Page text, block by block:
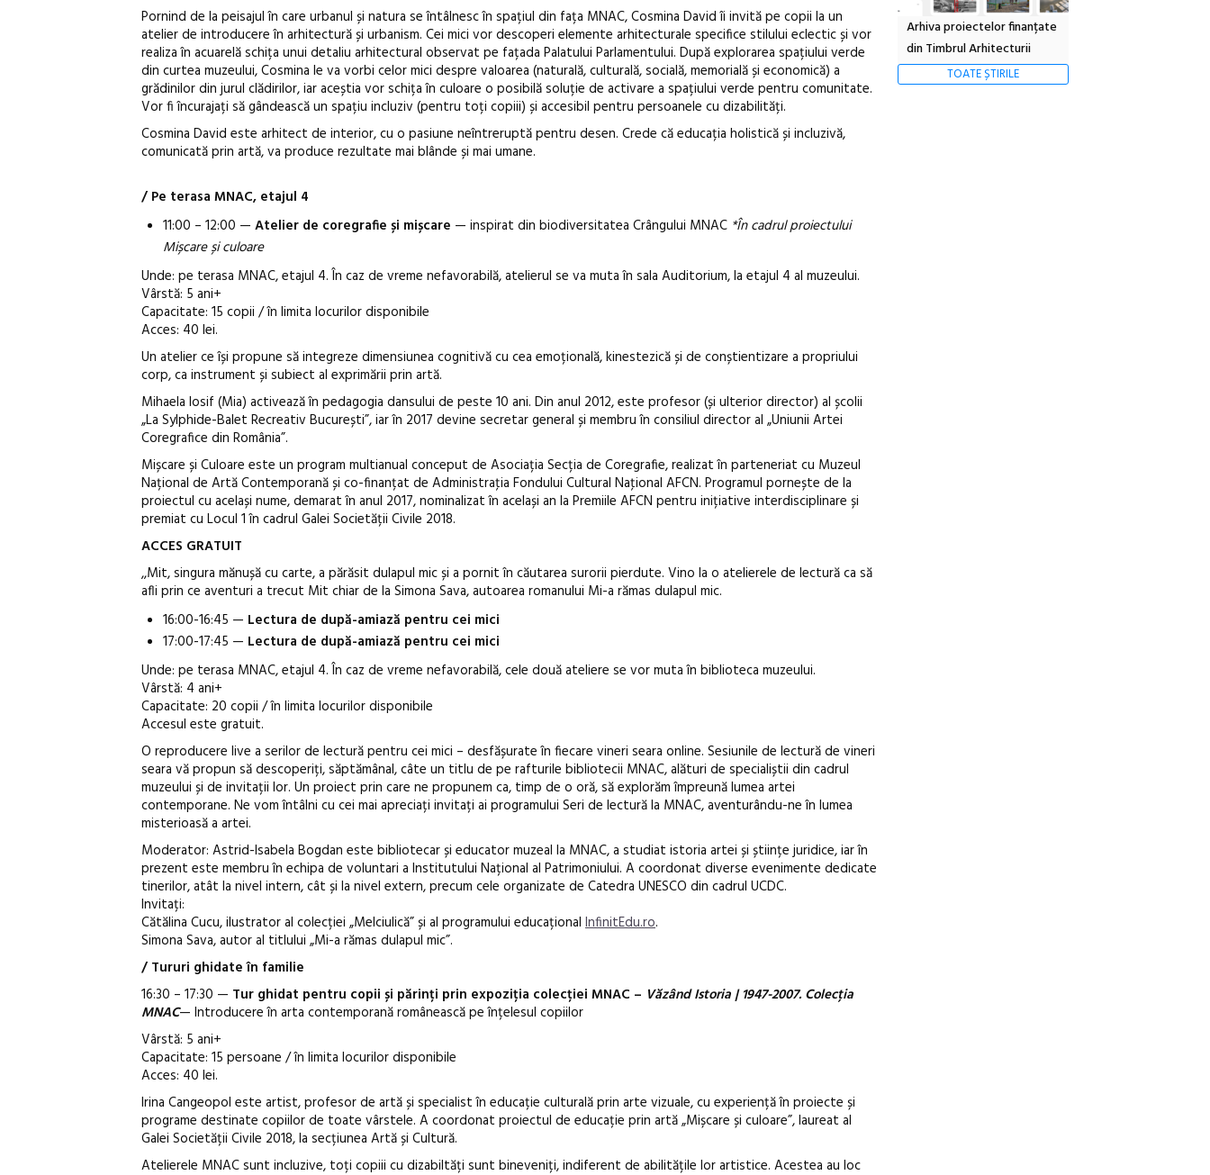
Pornind de la peisajul în care urbanul și natura se întâlnesc în spațiul din fața MNAC, Cosmina David îi invită pe copii la un
atelier de introducere în arhitectură și urbanism. Cei mici vor descoperi elemente arhitecturale specifice stilului eclectic și vor
realiza în acuarelă schița unui detaliu arhitectural observat pe fațada Palatului Parlamentului. După explorarea spațiului verde
din curtea muzeului, Cosmina le va vorbi celor mici despre valoarea (naturală, culturală, socială, memorială și economică) a
grădinilor din jurul clădirilor, iar aceștia vor schița în culoare o posibilă soluție de activare a spațiului verde pentru comunitate.
Vor fi încurajați să gândească un spațiu incluziv (pentru toți copiii) și accesibil pentru persoanele cu dizabilități.
Cosmina David este arhitect de interior, cu o pasiune neîntreruptă pentru desen. Crede că educația holistică și incluzivă,
comunicată prin artă, va produce rezultate mai blânde și mai umane.
/ Pe terasa MNAC, etajul 4
11:00 – 12:00 — Atelier de coregrafie și mișcare — inspirat din biodiversitatea Crângului MNAC *În cadrul proiectului
Mișcare și culoare
Unde: pe terasa MNAC, etajul 4. În caz de vreme nefavorabilă, atelierul se va muta în sala Auditorium, la etajul 4 al muzeului.
Vârstă: 5 ani+
Capacitate: 15 copii / în limita locurilor disponibile
Acces: 40 lei.
Un atelier ce își propune să integreze dimensiunea cognitivă cu cea emoțională, kinestezică și de conștientizare a propriului
corp, ca instrument și subiect al exprimării prin artă.
Mihaela Iosif (Mia) activează în pedagogia dansului de peste 10 ani. Din anul 2012, este profesor (și ulterior director) al școlii
„La Sylphide-Balet Recreativ București”, iar în 2017 devine secretar general și membru în consiliul director al „Uniunii Artei
Coregrafice din România”.
Mișcare și Culoare este un program multianual conceput de Asociația Secția de Coregrafie, realizat în parteneriat cu Muzeul
Național de Artă Contemporană și co-finanțat de Administraţia Fondului Cultural Naţional AFCN. Programul pornește de la
proiectul cu același nume, demarat în anul 2017, nominalizat în același an la Premiile AFCN pentru inițiative interdisciplinare și
premiat cu Locul 1 în cadrul Galei Societății Civile 2018.
ACCES GRATUIT
,,Mit, singura mănușă cu carte, a părăsit dulapul mic și a pornit în căutarea surorii pierdute. Vino la o atelierele de lectură ca să
afli prin ce aventuri a trecut Mit chiar de la Simona Sava, autoarea romanului Mi-a rămas dulapul mic.
16:00-16:45 — Lectura de după-amiază pentru cei mici
17:00-17:45 — Lectura de după-amiază pentru cei mici
Unde: pe terasa MNAC, etajul 4. În caz de vreme nefavorabilă, cele două ateliere se vor muta în biblioteca muzeului.
Vârstă: 4 ani+
Capacitate: 20 copii / în limita locurilor disponibile
Accesul este gratuit.
O reproducere live a serilor de lectură pentru cei mici – desfășurate în fiecare vineri seara online. Sesiunile de lectură de vineri
seara vă propun să descoperiți, săptămânal, câte un titlu de pe rafturile bibliotecii MNAC, alături de specialiștii din cadrul
muzeului și de invitații lor. Un proiect prin care ne propunem ca, timp de o oră, să explorăm împreună lumea artei
contemporane. Ne vom întâlni cu cei mai apreciați invitați ai programului Seri de lectură la MNAC, aventurându-ne în lumea
misterioasă a artei.
Moderator: Astrid-Isabela Bogdan este bibliotecar și educator muzeal la MNAC, a studiat istoria artei și științe juridice, iar în
prezent este membru în echipa de voluntari a Institutului Național al Patrimoniului. A coordonat diverse evenimente dedicate
tinerilor, atât la nivel intern, cât și la nivel extern, precum cele organizate de Catedra UNESCO din cadrul UCDC.
Invitați:
Cătălina Cucu, ilustrator al colecției „Melciulică” și al programului educațional InfinitEdu.ro.
Simona Sava, autor al titlului „Mi-a rămas dulapul mic”.
/ Tururi ghidate în familie
16:30 – 17:30 — Tur ghidat pentru copii și părinți prin expoziția colecției MNAC – Văzând Istoria | 1947-2007. Colecția
MNAC— Introducere în arta contemporană românească pe înțelesul copiilor
Vârstă: 5 ani+
Capacitate: 15 persoane / în limita locurilor disponibile
Acces: 40 lei.
Irina Cangeopol este artist, profesor de artă și specialist în educație culturală prin arte vizuale, cu experiență în proiecte și
programe destinate copiilor de toate vârstele. A coordonat proiectul de educație prin artă „Mișcare și culoare”, laureat al
Galei Societății Civile 2018, la secțiunea Artă și Cultură.
Atelierele MNAC sunt incluzive, toți copiii cu dizabiltăți sunt bineveniți, indiferent de abilitățile lor artistice. Acestea au loc
Arhiva proiectelor finanțate
din Timbrul Arhitecturii
TOATE ȘTIRILE